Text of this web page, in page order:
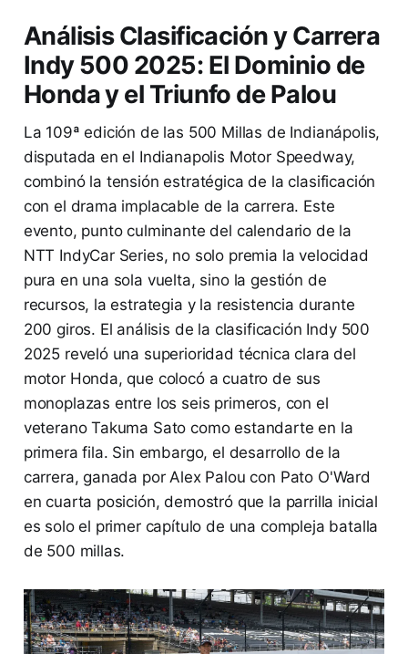
Análisis Clasificación y Carrera
Indy 500 2025: El Dominio de
Honda y el Triunfo de Palou
La 109ª edición de las 500 Millas de Indianápolis,
disputada en el Indianapolis Motor Speedway,
combinó la tensión estratégica de la clasificación
con el drama implacable de la carrera. Este
evento, punto culminante del calendario de la
NTT IndyCar Series, no solo premia la velocidad
pura en una sola vuelta, sino la gestión de
recursos, la estrategia y la resistencia durante
200 giros. El análisis de la clasificación Indy 500
2025 reveló una superioridad técnica clara del
motor Honda, que colocó a cuatro de sus
monoplazas entre los seis primeros, con el
veterano Takuma Sato como estandarte en la
primera fila. Sin embargo, el desarrollo de la
carrera, ganada por Alex Palou con Pato O'Ward
en cuarta posición, demostró que la parrilla inicial
es solo el primer capítulo de una compleja batalla
de 500 millas.